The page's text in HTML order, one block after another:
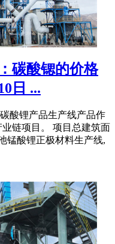
碳酸锶的价格
日 ...
酸锂产品生产线产品作
链项目。 项目总建筑面
锰酸锂正极材料生产线,